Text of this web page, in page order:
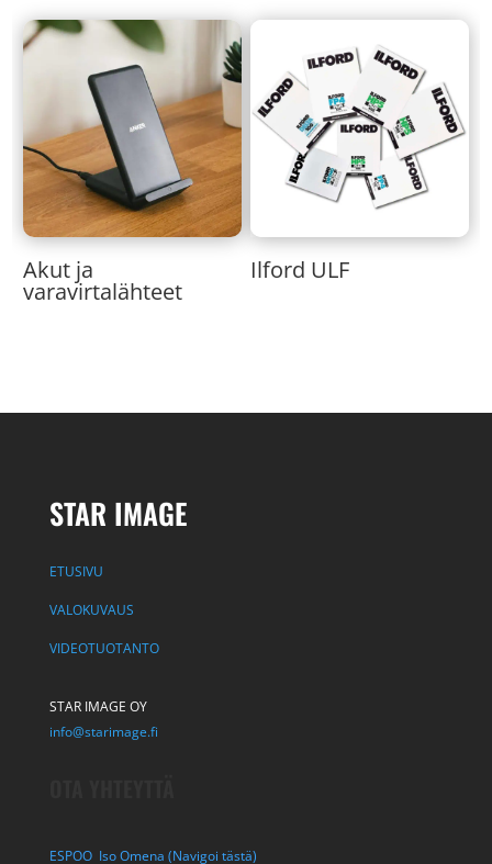
Akut ja
varavirtalähteet
Ilford ULF
STAR IMAGE
ETUSIVU
VALOKUVAUS
VIDEOTUOTANTO
STAR IMAGE OY
info@starimage.fi
ESPOO Iso Omena (Navigoi tästä)